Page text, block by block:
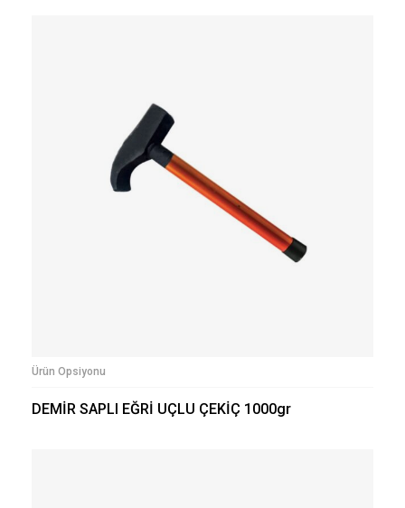
Ürün Opsiyonu
DEMİR SAPLI EĞRİ UÇLU ÇEKİÇ 1000gr